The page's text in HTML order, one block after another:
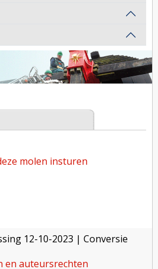
molen insturen
12-10-2023 | Conversie
en auteursrechten